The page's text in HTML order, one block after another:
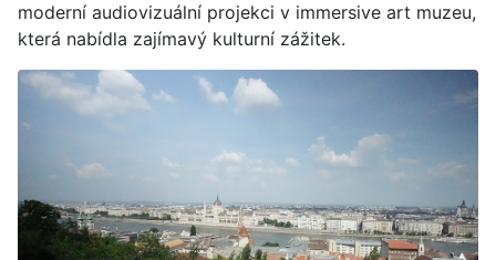
moderní audiovizuální projekci v immersive art muzeu,
která nabídla zajímavý kulturní zážitek.